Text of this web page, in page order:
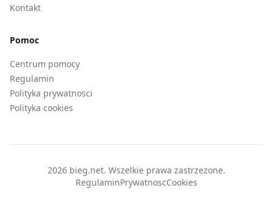
Kontakt
Pomoc
Centrum pomocy
Regulamin
Polityka prywatnosci
Polityka cookies
2026 bieg.net. Wszelkie prawa zastrzezone.
RegulaminPrywatnoscCookies